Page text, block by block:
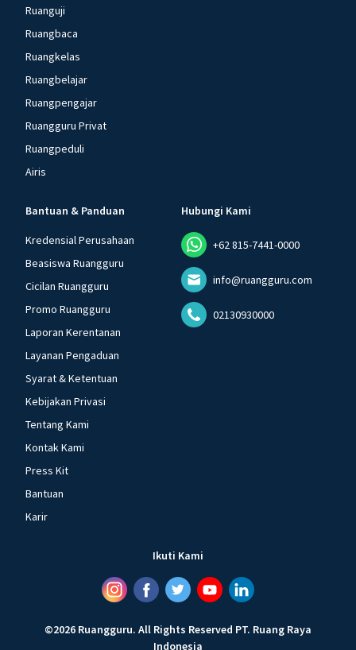
Ruanguji
Ruangbaca
Ruangkelas
Ruangbelajar
Ruangpengajar
Ruangguru Privat
Ruangpeduli
Airis
Bantuan & Panduan
Kredensial Perusahaan
Beasiswa Ruangguru
Cicilan Ruangguru
Promo Ruangguru
Laporan Kerentanan
Layanan Pengaduan
Syarat & Ketentuan
Kebijakan Privasi
Tentang Kami
Kontak Kami
Press Kit
Bantuan
Karir
Hubungi Kami
+62 815-7441-0000
info@ruangguru.com
02130930000
Ikuti Kami
©2026 Ruangguru. All Rights Reserved PT. Ruang Raya
Indonesia